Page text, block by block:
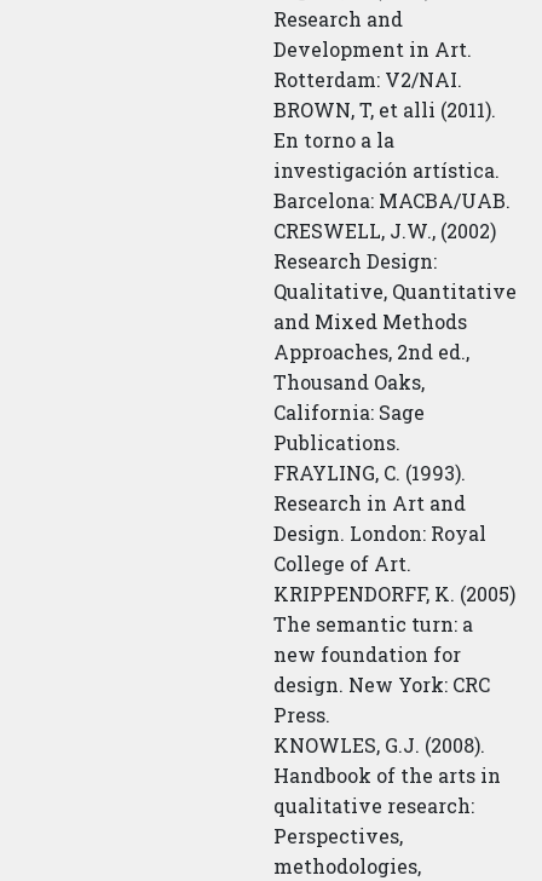
Research and
Development in Art.
Rotterdam: V2/NAI.
BROWN, T, et alli (2011).
En torno a la
investigación artística.
Barcelona: MACBA/UAB.
CRESWELL, J.W., (2002)
Research Design:
Qualitative, Quantitative
and Mixed Methods
Approaches, 2nd ed.,
Thousand Oaks,
California: Sage
Publications.
FRAYLING, C. (1993).
Research in Art and
Design. London: Royal
College of Art.
KRIPPENDORFF, K. (2005)
The semantic turn: a
new foundation for
design. New York: CRC
Press.
KNOWLES, G.J. (2008).
Handbook of the arts in
qualitative research:
Perspectives,
methodologies,